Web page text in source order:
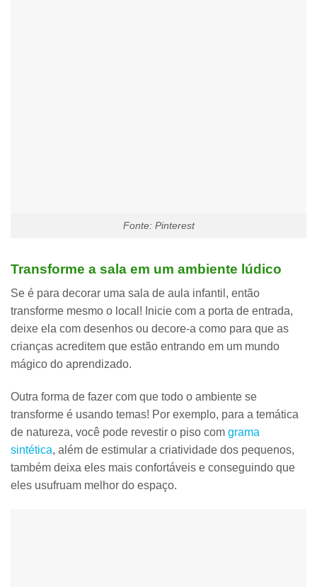
Fonte: Pinterest
Transforme a sala em um ambiente lúdico
Se é para decorar uma sala de aula infantil, então
transforme mesmo o local! Inicie com a porta de entrada,
deixe ela com desenhos ou decore-a como para que as
crianças acreditem que estão entrando em um mundo
mágico do aprendizado.
Outra forma de fazer com que todo o ambiente se
transforme é usando temas! Por exemplo, para a temática
de natureza, você pode revestir o piso com grama
sintética, além de estimular a criatividade dos pequenos,
também deixa eles mais confortáveis e conseguindo que
eles usufruam melhor do espaço.